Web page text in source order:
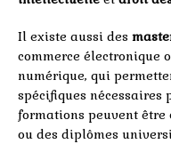
Il existe aussi des
commerce électronique
numérique, qui
spécifiques nécessaires
formations peuvent être
ou des diplômes